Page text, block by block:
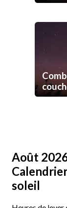
Août
soleil